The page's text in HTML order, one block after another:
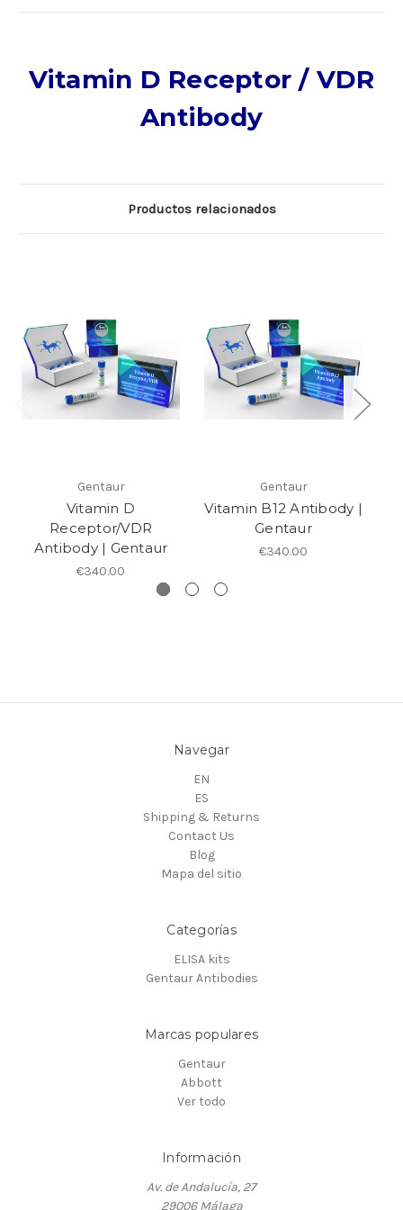
Vitamin D Receptor / VDR
Antibody
Productos relacionados
Gentaur
Vitamin D
Receptor/VDR
Antibody | Gentaur
€340.00
Gentaur
Vitamin B12 Antibody |
Gentaur
€340.00
Navegar
EN
ES
Shipping & Returns
Contact Us
Blog
Mapa del sitio
Categorías
ELISA kits
Gentaur Antibodies
Marcas populares
Gentaur
Abbott
Ver todo
Información
Av. de Andalucía, 27
29006 Málaga